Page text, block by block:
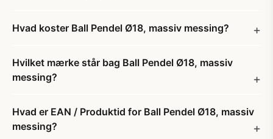
Hvad koster Ball Pendel Ø18, massiv messing?
Hvilket mærke står bag Ball Pendel Ø18, massiv
messing?
Hvad er EAN / Produktid for Ball Pendel Ø18, massiv
messing?